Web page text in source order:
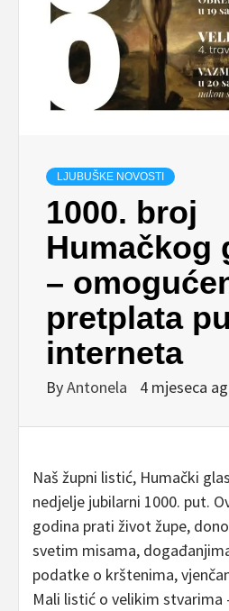
LJUBUŠKE NOVOSTI
1000. broj
Humačkog
–
pretplata
interneta
ByAntonela 4 mjeseca
Naš župni listić, Humački
nedjelje jubilarni 1000. put.
godina prati život župe,
svetim misama,
podatke o krštenima,
Mali listić o velikim stvarima